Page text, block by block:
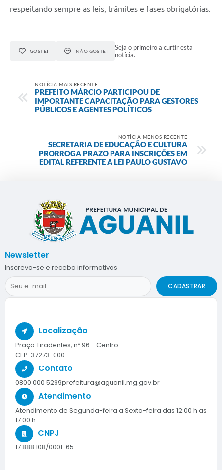
respeitando sempre as leis, trâmites e fases obrigatórias.
GOSTEI NÃO GOSTEI
Seja o primeiro a curtir esta
notícia.
NOTÍCIA MAIS RECENTE
PREFEITO MÁRCIO PARTICIPOU DE
IMPORTANTE CAPACITAÇÃO PARA GESTORES
PÚBLICOS E AGENTES POLÍTICOS
NOTÍCIA MENOS RECENTE
SECRETARIA DE EDUCAÇÃO E CULTURA
PRORROGA PRAZO PARA INSCRIÇÕES EM
EDITAL REFERENTE A LEI PAULO GUSTAVO
Localização
Praça Tiradentes, nº 96 - Centro
CEP: 37273-000
Contato
0800 000 5299prefeitura@aguanil.mg.gov.br
Atendimento
Atendimento de Segunda-feira a Sexta-feira das 12:00 h as
17:00 h.
CNPJ
17.888.108/0001-65
Newsletter
Inscreva-se e receba informativos
CADASTRAR